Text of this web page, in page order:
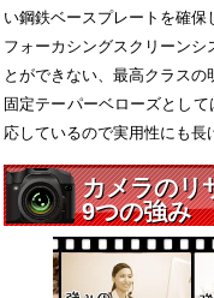
い鋼鉄ベースプレートを確保
フォーカシングスクリーン
とができない、最高クラスの
固定テーパーベローズとし
応しているので実用性にも長